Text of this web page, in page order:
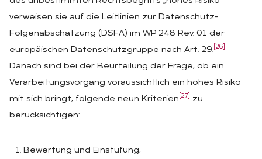
verweisen sie auf die Leitlinien zur Datenschutz-
Folgenabschätzung (DSFA) im WP 248 Rev. 01 der
europäischen Datenschutzgruppe nach Art. 29. [26]
Danach sind bei der Beurteilung der Frage, ob ein
Verarbeitungsvorgang voraussichtlich ein hohes Risiko
mit sich bringt, folgende neun Kriterien [27]
zu
berücksichtigen:
Bewertung und Einstufung,